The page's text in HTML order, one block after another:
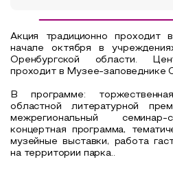
Акция традиционно проходит
начале октября в
Оренбургской области.
проходит в Музее-заповеднике
В программе:
областной литературной
межрегиональный семинар-
концертная программа,
музейные выставки, работа
на территории парка..